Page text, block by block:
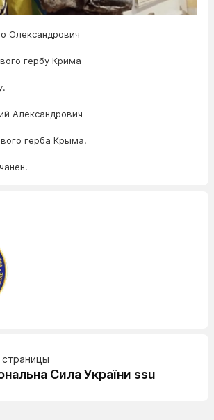
Олександрович
гербу Крима
Александрович
герба Крыма.
Сила України ssu